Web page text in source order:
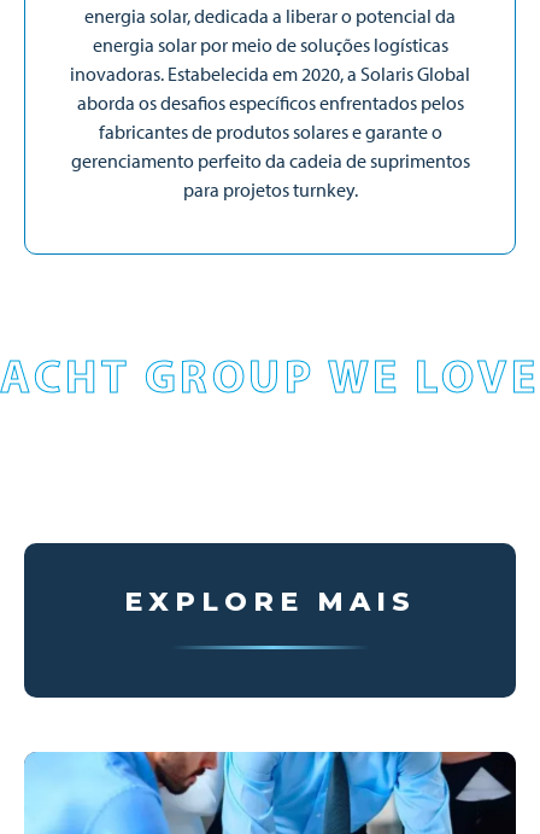
energia solar, dedicada a liberar o potencial da
energia solar por meio de soluções logísticas
inovadoras. Estabelecida em 2020, a Solaris Global
aborda os desafios específicos enfrentados pelos
fabricantes de produtos solares e garante o
gerenciamento perfeito da cadeia de suprimentos
para projetos turnkey.
GROUP WE
EXPLORE MAIS